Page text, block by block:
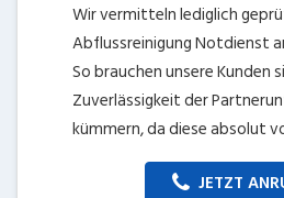
Wir vermitteln lediglich
Abflussreinigung Notdienst
So brauchen unsere Kunden
Zuverlässigkeit der
kümmern, da diese absolut
JETZT